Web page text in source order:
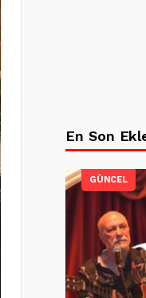
En Son
GÜNCEL